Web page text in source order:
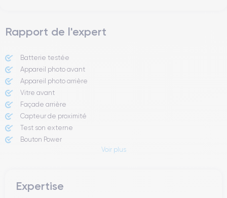
Rapport de l'expert
Batterie testée
Appareil photo avant
Appareil photo arrière ​
Vitre avant ​
Façade arrière
Capteur de proximité
Test son externe
Bouton Power
Haut parleur
Voir plus
Expertise